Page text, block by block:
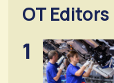
OT Editors
1